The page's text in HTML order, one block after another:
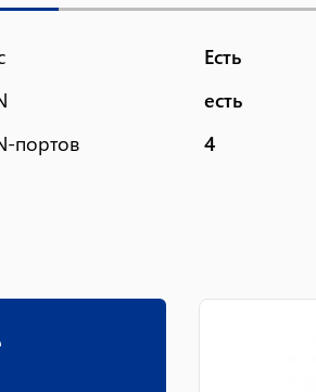
Есть
есть
портов
4